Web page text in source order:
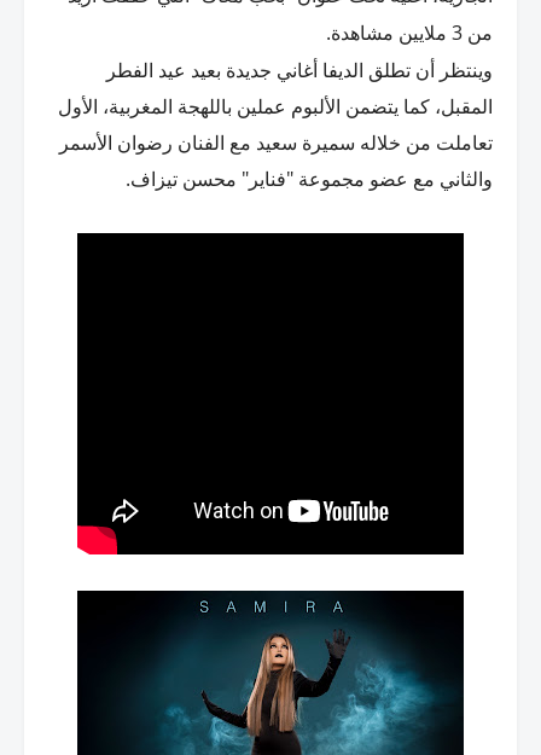
من 3 ملايين مشاهدة.
وينتظر أن تطلق الديفا أغاني جديدة بعيد عيد الفطر
المقبل، كما يتضمن الألبوم عملين باللهجة المغربية، الأول
تعاملت من خلاله سميرة سعيد مع الفنان رضوان الأسمر
والثاني مع عضو مجموعة "فناير" محسن تيزاف.